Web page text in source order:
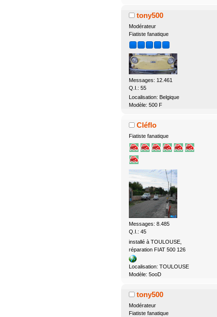
tony500
Modérateur
Fiatiste fanatique
Messages: 12.461
Q.I.: 55
Localisation: Belgique
Modèle: 500 F
Cléflo
Fiatiste fanatique
Messages: 8.485
Q.I.: 45
installé à TOULOUSE,
réparation FIAT 500 126
Localisation: TOULOUSE
Modèle: 5ooD
tony500
Modérateur
Fiatiste fanatique